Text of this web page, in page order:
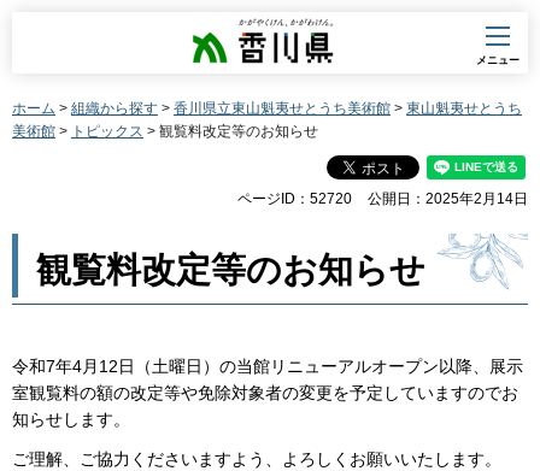
香川県
メニュー
ホーム > 組織から探す > 香川県立東山魁夷せとうち美術館 > 東山魁夷せとうち
美術館 > トピックス > 観覧料改定等のお知らせ
ページID：52720 公開日：2025年2月14日
観覧料改定等のお知らせ
令和7年4月12日（土曜日）の当館リニューアルオープン以降、展示
室観覧料の額の改定等や免除対象者の変更を予定していますのでお
知らせします。
ご理解、ご協力くださいますよう、よろしくお願いいたします。